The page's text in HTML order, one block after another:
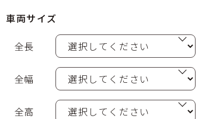
車両サイズ
全長
全幅
全高